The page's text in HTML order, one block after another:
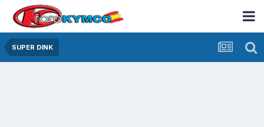
SUPER DINK